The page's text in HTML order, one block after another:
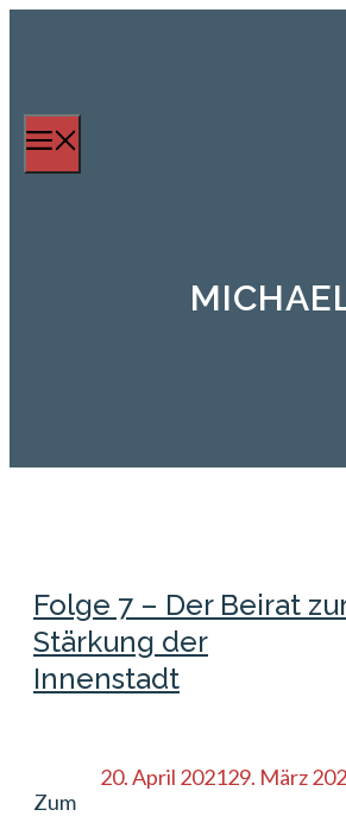
Folge 7 – Der Beirat
Stärkung der
Innenstadt
20. April 202129. März
Zum